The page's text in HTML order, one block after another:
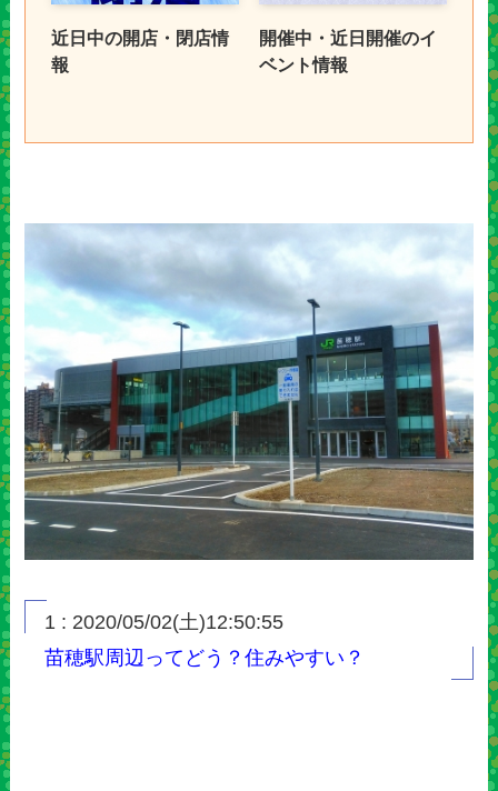
近日中の開店・閉店情
報
開催中・近日開催のイ
ベント情報
1 : 2020/05/02(土)12:50:55
苗穂駅周辺ってどう？住みやすい？